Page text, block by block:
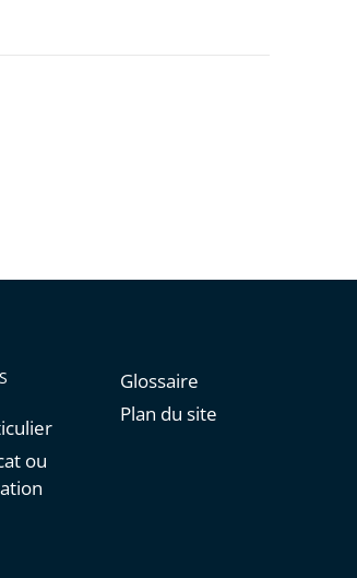
ou
Glossaire
Plan du site